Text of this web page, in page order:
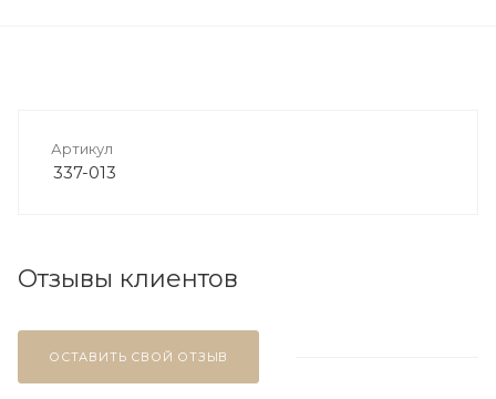
Артикул
337-013
Отзывы клиентов
ОСТАВИТЬ СВОЙ ОТЗЫВ